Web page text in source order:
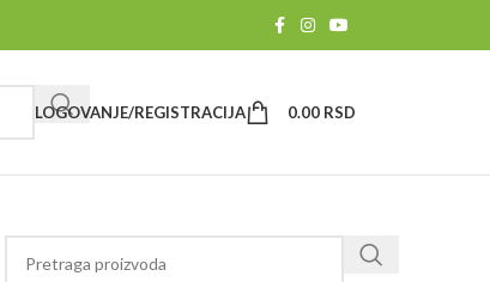
LOGOVANJE/REGISTRACIJA 0.00 RSD